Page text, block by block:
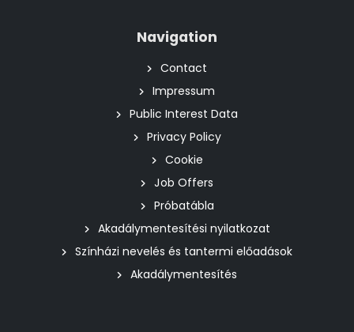
Navigation
Contact
Impressum
Public Interest Data
Privacy Policy
Cookie
Job Offers
Próbatábla
Akadálymentesítési nyilatkozat
Színházi nevelés és tantermi előadások
Akadálymentesítés